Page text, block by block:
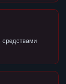
средствами